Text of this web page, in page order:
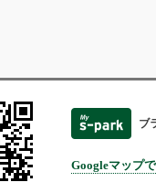
ブ
Googleマップで